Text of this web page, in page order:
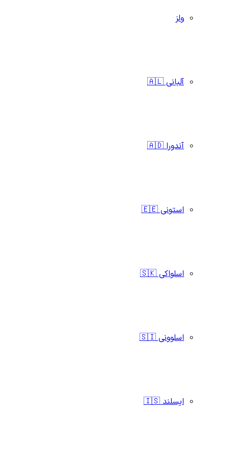
ولز
آلبانی 🇦🇱
آندورا 🇦🇩
استونی 🇪🇪
اسلواکی 🇸🇰
اسلوونی 🇸🇮
ایسلند 🇮🇸